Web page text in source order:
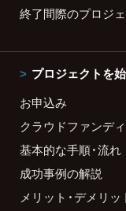
終了間際のプロジ
プロジェクトを
お申込み
クラウドファンデ
基本的な手順・流れ
成功事例の解説
メリット・デメリッ